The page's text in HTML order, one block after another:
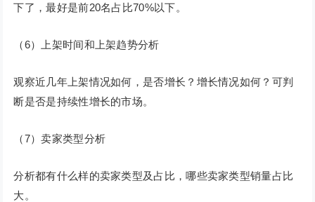
下了，最好是前20名占比70%以下。
（6）上架时间和上架趋势分析
观察近几年上架情况如何，是否增长？增长情况如何？可判
断是否是持续性增长的市场。
（7）卖家类型分析
分析都有什么样的卖家类型及占比，哪些卖家类型销量占比
大。